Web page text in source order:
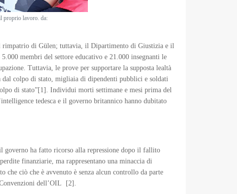
proprio lavoro. da:
rimpatrio di Gülen; tuttavia, il Dipartimento di Giustizia e il
membri del settore educativo e 21.000 insegnanti le
Tuttavia, le prove per supportare la supposta lealtà
colpo di stato, migliaia di dipendenti pubblici e soldati
di stato”[1]. Individui morti settimane e mesi prima del
tedesca e il governo britannico hanno dubitato
governo ha fatto ricorso alla repressione dopo il fallito
finanziarie, ma rappresentano una minaccia di
che ciò che è avvenuto è senza alcun controllo da parte
dell’OIL [2].